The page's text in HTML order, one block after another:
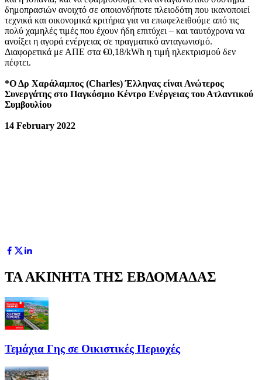
δημοπρασιών ανοιχτό σε οποιονδήποτε πλειοδότη που ικανοποιεί
τεχνικά και οικονομικά κριτήρια για να επωφελειθούμε από τις
πολύ χαμηλές τιμές που έχουν ήδη επιτύχει – και ταυτόχρονα να
ανοίξει η αγορά ενέργειας σε πραγματικό ανταγωνισμό.
Διαφορετικά με ΑΠΕ στα €0,18/kWh η τιμή ηλεκτρισμού δεν
πέφτει.
*Ο Δρ Χαράλαμπος (Charles) Έλληνας είναι Ανώτερος
Συνεργάτης στο Παγκόσμιο Κέντρο Ενέργειας του Ατλαντικού
Συμβουλίου
14 February 2022
ΤΑ ΑΚΙΝΗΤΑ ΤΗΣ ΕΒΔΟΜΑΔΑΣ
Τεμάχια Γης σε Οικιστικές Περιοχές